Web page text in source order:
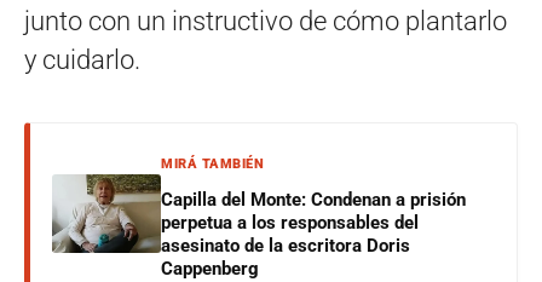
junto con un instructivo de cómo plantarlo
y cuidarlo.
MIRÁ TAMBIÉN
Capilla del Monte: Condenan a prisión
perpetua a los responsables del
asesinato de la escritora Doris
Cappenberg